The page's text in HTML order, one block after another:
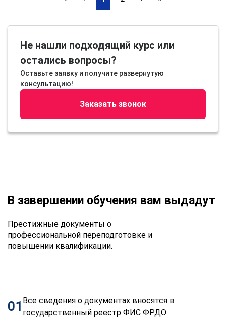
Не нашли подходящий курс или
остались вопросы?
Оставьте заявку и получите развернутую
консультацию!
Заказать звонок
В завершении обучения вам выдадут
Престижные документы о
профессиональной переподготовке и
повышении квалификации.
01 Все сведения о документах вносятся в
государственный реестр ФИС ФРДО